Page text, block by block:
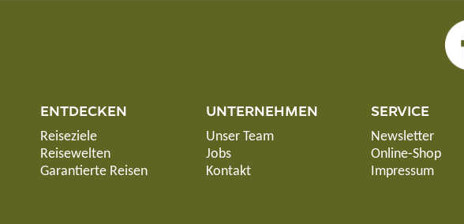
ENTDECKEN
Reiseziele
Reisewelten
Garantierte Reisen
UNTERNEHMEN
Unser Team
Jobs
Kontakt
SERVICE
Newsletter
Online-Shop
Impressum